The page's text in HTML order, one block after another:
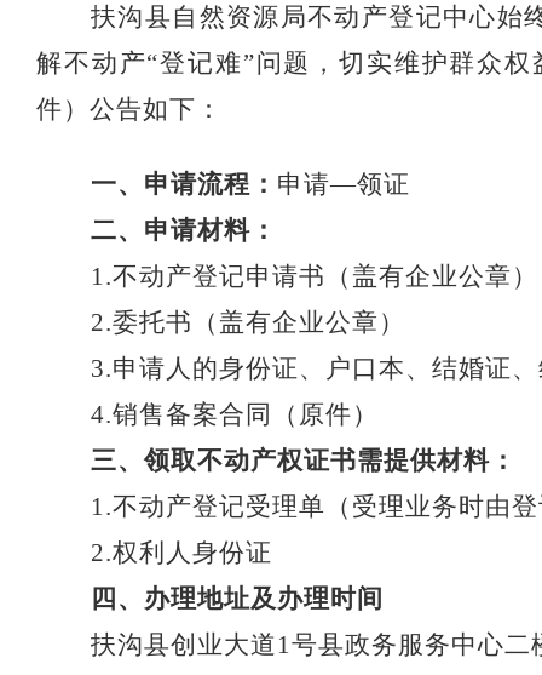
扶沟县自然资源局不动产登记中心始
解不动产“登记难”问题，切实维护群众
件）公告如下：
一、申请流程： 申请—领证
二、申请材料：
1.不动产登记申请书（盖有企业公章）
2.委托书（盖有企业公章）
3.申请人的身份证、户口本、结婚证
4.销售备案合同（原件）
三、领取不动产权证书需提供材料：
1.不动产登记受理单（受理业务时由
2.权利人身份证
四、办理地址及办理时间
扶沟县创业大道1号县政务服务中心